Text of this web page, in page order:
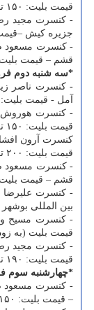
قیمت بلیت: ۱۵۰ تا ۴۹۵ هزار تومان
جزیره کیش –قیمت بلیت: ۲۰۰ تا
قشم – قیمت بلیت: ۱۰۰ تا ۳۵۰ هزار
*سه شنبه دوم
-
آمل - قیمت بلیت: ۲۵۰ تا ۲۸۰ هزار تومان
قیمت بلیت: ۱۵۰ تا ۴۹۵ هزار تومان
قیمت بلیت: ۲۰۰ تا ۵۵۰ هزار تومان
قشم – قیمت بلیت: ۱۰۰ تا ۳۵۰ هزار
بین المللی
قیمت بلیت (به
قیمت بلیت: ۱۹۰ تا ۲۵۰ هزار تومان
*چهارشنبه سوم
– قیمت بلیت: ۱۵۰ تا ۴۹۵ هزار تومان